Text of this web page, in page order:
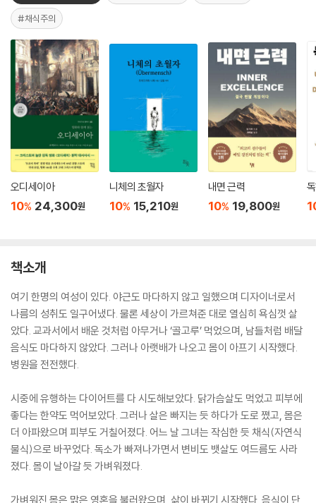
#채식주의
오디세이아
10% 24,300원
니체의 초월자
10% 15,210원
내면 근력
10% 19,800원
책소개
여기 한명의 여성이 있다. 야근도 마다하지 않고 일했으며 디자이너로서
나름의 성취도 일구어냈다. 물론 세상이 가르쳐준 대로 열심히 욕심껏 살
았다. 교과서에서 배운 것처럼 아무거나 ‘골고루’ 먹었으며, 남들처럼 배달
음식도 마다하지 않았다. 그러나 아랫배가 나오고 몸이 아프기 시작했다.
병원을 전전했다.
시중에 유행하는 다이어트를 다 시도해보았다. 닭가슴살도 먹었고 피부에
좋다는 한약도 먹어보았다. 그러나 살은 빠지는 듯 하다가 도로 쪘고, 몸은
더 아파왔으며 피부도 거칠어졌다. 어느 날 그녀는 작심한 듯 채식(자연식
물식)으로 바꾸었다. 독소가 빠져나가면서 변비도 뱃살도 여드름도 사라
졌다. 몸이 날아갈 듯 가벼워졌다.
가벼워진 몸은 맑은 영혼을 불러왔으며, 삶이 바뀌기 시작했다. 음식이 단